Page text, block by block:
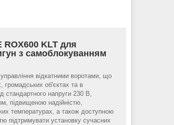
ROX600 KLT для
з самоблокуванням
відкатними воротами, що
громадських об'єктах та в
стандартного напруги 230 В,
підвищеною надійністю,
температурах, а також доступною
підтримувати установку сучасних